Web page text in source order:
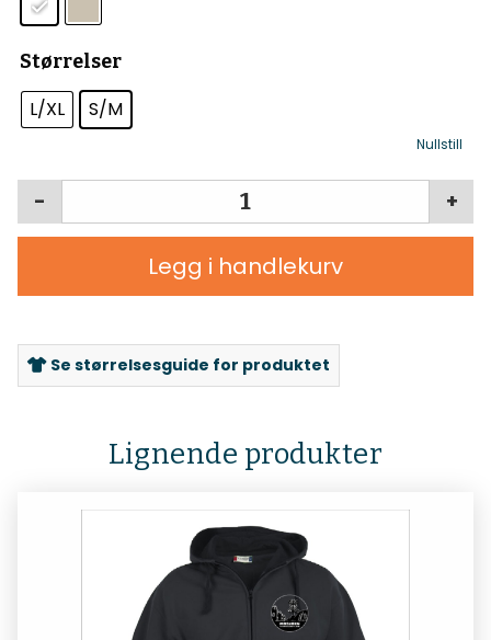
Størrelser
L/XL S/M
Nullstill
+
-
Legg i handlekurv
Se størrelsesguide for produktet
Lignende produkter